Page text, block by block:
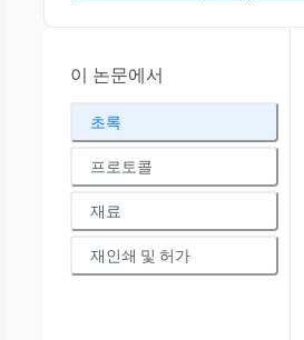
이 논문에서
초록
프로토콜
재료
재인쇄 및 허가